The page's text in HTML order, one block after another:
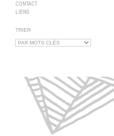
CONTACT
LIENS
TRIER